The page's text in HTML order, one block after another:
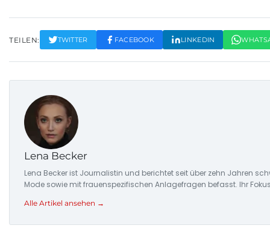
TEILEN: TWITTER FACEBOOK LINKEDIN
Lena Becker
Lena Becker ist Journalistin und berichtet seit über zehn Jahren
Mode sowie mit frauenspezifischen Anlagefragen befasst. Ihr
Alle Artikel ansehen →